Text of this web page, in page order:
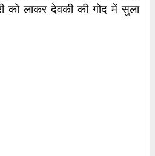
को लाकर देवकी की गोद में सुला